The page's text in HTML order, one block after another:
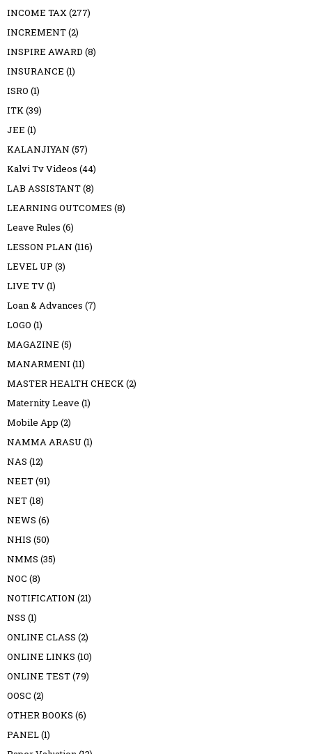
INCOME TAX(277)
INCREMENT(2)
INSPIRE AWARD (8)
INSURANCE (1)
ISRO (1)
ITK(39)
JEE (1)
KALANJIYAN (57)
Kalvi Tv Videos (44)
LAB ASSISTANT(8)
LEARNING OUTCOMES (8)
Leave Rules (6)
LESSON PLAN (116)
LEVEL UP (3)
LIVE TV(1)
Loan & Advances (7)
LOGO (1)
MAGAZINE (5)
MANARMENI (11)
MASTER HEALTH CHECK(2)
Maternity Leave (1)
Mobile App (2)
NAMMA ARASU (1)
NAS (12)
NEET(91)
NET(18)
NEWS (6)
NHIS (50)
NMMS (35)
NOC (8)
NOTIFICATION (21)
NSS (1)
ONLINE CLASS (2)
ONLINE LINKS (10)
ONLINE TEST(79)
OOSC (2)
OTHER BOOKS (6)
PANEL(1)